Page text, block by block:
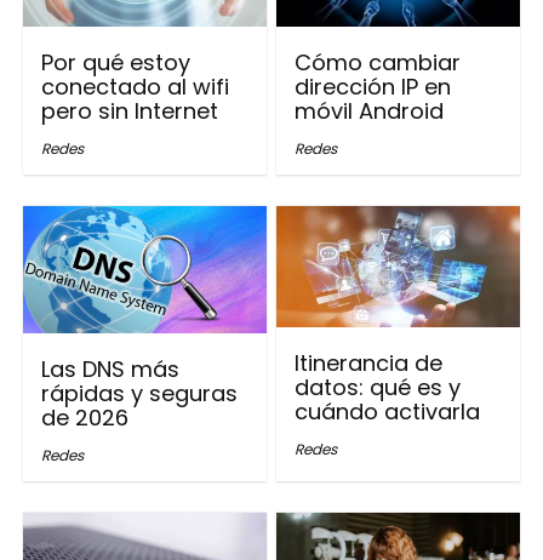
Por qué estoy
conectado al wifi
pero sin Internet
Redes
Cómo cambiar
dirección IP en
móvil Android
Redes
Las DNS más
rápidas y seguras
de 2026
Redes
Itinerancia de
datos: qué es y
cuándo activarla
Redes